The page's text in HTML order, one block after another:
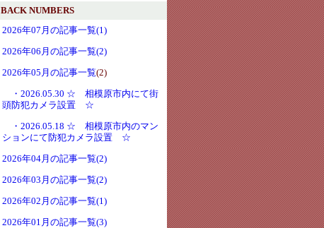
BACK NUMBERS
2026年07月の記事一覧(1)
2026年06月の記事一覧(2)
2026年05月の記事一覧(2)
・2026.05.30 ☆ 相模原市内にて街
頭防犯カメラ設置 ☆
・2026.05.18 ☆ 相模原市内のマン
ションにて防犯カメラ設置 ☆
2026年04月の記事一覧(2)
2026年03月の記事一覧(2)
2026年02月の記事一覧(1)
2026年01月の記事一覧(3)